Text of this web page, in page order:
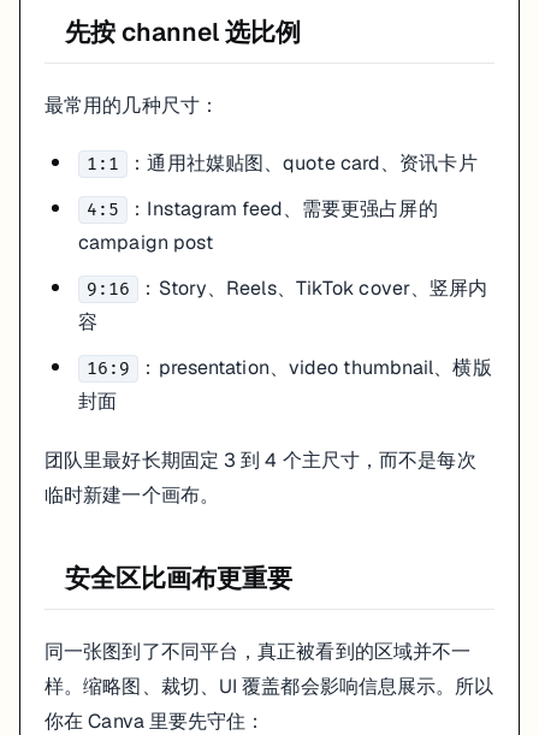
它的价值不是魔法般“一键完美适配”，而是帮你先把尺寸转换和多渠道
课程宣传海报 4:5 或 1:1 headline 和 CTA 要大，适合信息流停留
短视频封面
9:16
主体和标题尽量居中
演示文稿封面 16:9 可承载更多信息，但层级必须清晰
导出格式怎么选
JPG ：体积更轻，适合普通图片分发
：讲义、打印材料、长页提案
/ GIF
格式不只是技术选择，也影响文件体积、清晰度和后续协作方式。
Export 前必看 checklist
headline 是否在缩略图下还能读清
CTA 有没有贴边或被遮挡风险
图片裁切后主体是否仍完整
文件命名是否带尺寸，例如 campaign-4x5、cover-9x16
一个更现实的判断
先按 channel 选比例
最常用的几种尺寸：
1:1 ：通用社媒贴图、quote card、资讯卡片
4:5
：Instagram feed、需要更强占屏的
campaign post
9:16
：Story、Reels、TikTok cover、竖屏内
容
16:9
：presentation、video thumbnail、横版
封面
团队里最好长期固定 3 到 4 个主尺寸，而不是每次
临时新建一个画布。
安全区比画布更重要
同一张图到了不同平台，真正被看到的区域并不一
样。缩略图、裁切、UI 覆盖都会影响信息展示。所以
你在 Canva 里要先守住：